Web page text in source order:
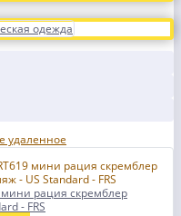
одежда
рация скремблер
- FRS